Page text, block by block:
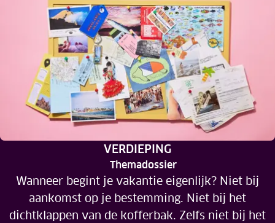
RUBRIEK:
VERDIEPING
Themadossier
Wanneer begint je vakantie eigenlijk? Niet bij
aankomst op je bestemming. Niet bij het
dichtklappen van de kofferbak. Zelfs niet bij het